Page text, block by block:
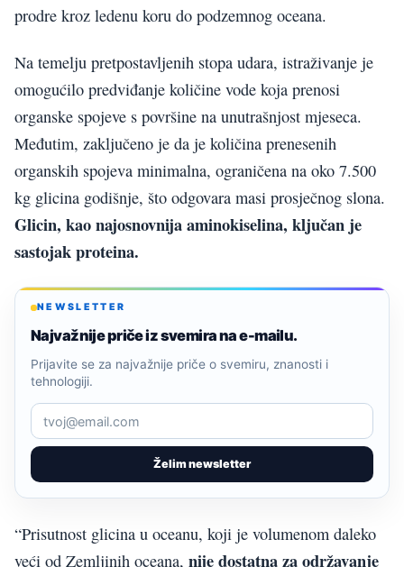
prodre kroz ledenu koru do podzemnog oceana.
Na temelju pretpostavljenih stopa udara, istraživanje je
omogućilo predviđanje količine vode koja prenosi
organske spojeve s površine na unutrašnjost mjeseca.
Međutim, zaključeno je da je količina prenesenih
organskih spojeva minimalna, ograničena na oko 7.500
kg glicina godišnje, što odgovara masi prosječnog slona.
Glicin, kao najosnovnija aminokiselina, ključan je
sastojak proteina.
NEWSLETTER
Najvažnije priče iz svemira na e-mailu.
Želim newsletter
Prijavite se za najvažnije priče o svemiru, znanosti i
tehnologiji.
“Prisutnost glicina u oceanu, koji je volumenom daleko
veći od Zemljinih oceana, nije dostatna za održavanje